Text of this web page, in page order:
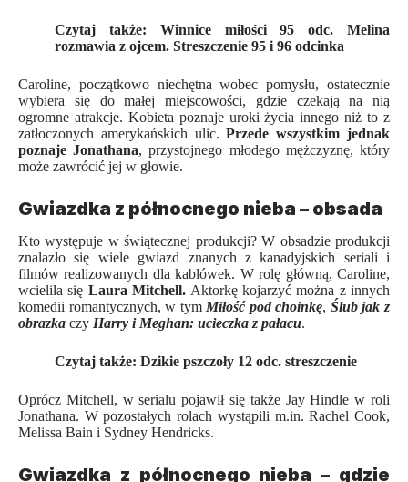
Czytaj także: Winnice miłości 95 odc. Melina
rozmawia z ojcem. Streszczenie 95 i 96 odcinka
Caroline, początkowo niechętna wobec pomysłu, ostatecznie
wybiera się do małej miejscowości, gdzie czekają na nią
ogromne atrakcje. Kobieta poznaje uroki życia innego niż to z
zatłoczonych amerykańskich ulic. Przede wszystkim jednak
poznaje Jonathana, przystojnego młodego mężczyznę, który
może zawrócić jej w głowie.
Gwiazdka z północnego nieba – obsada
Kto występuje w świątecznej produkcji? W obsadzie produkcji
znalazło się wiele gwiazd znanych z kanadyjskich seriali i
filmów realizowanych dla kablówek. W rolę główną, Caroline,
wcieliła się Laura Mitchell. Aktorkę kojarzyć można z innych
komedii romantycznych, w tymMiłość pod choinkę, Ślub jak z
obrazka czy Harry i Meghan: ucieczka z pałacu.
Czytaj także: Dzikie pszczoły 12 odc. streszczenie
Oprócz Mitchell, w serialu pojawił się także Jay Hindle w roli
Jonathana. W pozostałych rolach wystąpili m.in. Rachel Cook,
Melissa Bain i Sydney Hendricks.
Gwiazdka z północnego nieba – gdzie